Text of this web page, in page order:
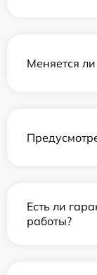
Меняется
Есть ли
работы?